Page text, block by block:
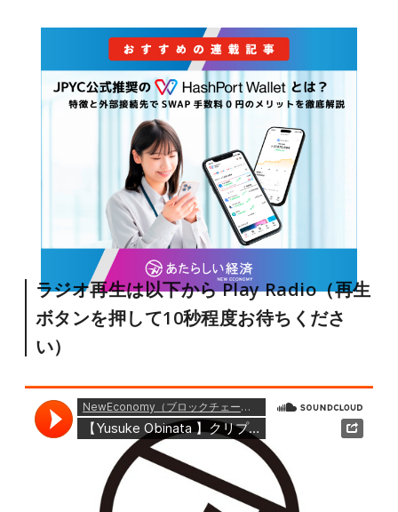
ラジオ再生は以下から Play Radio（再生
ボタンを押して10秒程度お待ちくださ
い）